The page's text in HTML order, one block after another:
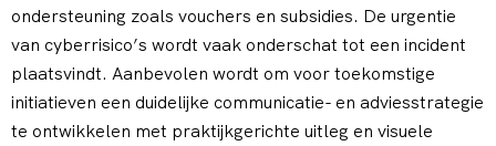
ondersteuning zoals vouchers en subsidies. De urgentie
van cyberrisico’s wordt vaak onderschat tot een incident
plaatsvindt. Aanbevolen wordt om voor toekomstige
initiatieven een duidelijke communicatie- en adviesstrategie
te ontwikkelen met praktijkgerichte uitleg en visuele